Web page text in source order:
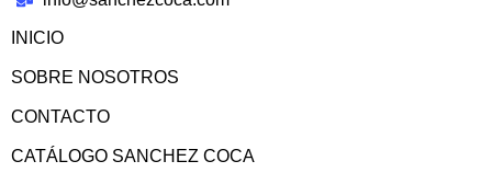
INICIO
SOBRE NOSOTROS
CONTACTO
CATÁLOGO SANCHEZ COCA